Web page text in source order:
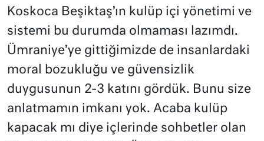
Koskoca Beşiktaş’ın kulüp içi yönetimi ve
sistemi bu durumda olmaması lazımdı.
Ümraniye’ye gittiğimizde de insanlardaki
moral bozukluğu ve güvensizlik
duygusunun 2-3 katını gördük. Bunu size
anlatmamın imkanı yok. Acaba kulüp
kapacak mı diye içlerinde sohbetler olan